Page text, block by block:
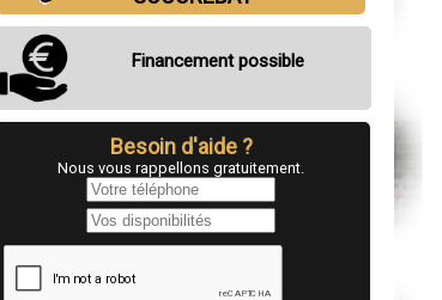
Financement possible
Besoin d'aide ?
Nous vous rappellons gratuitement.